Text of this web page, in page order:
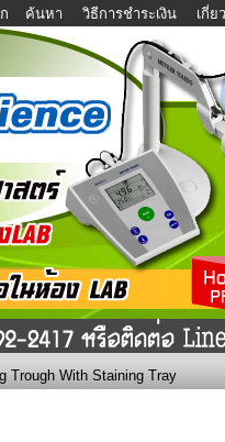
ค้นหา วิธีการชำระเงิน เกี่ย
Trough With Staining Tray